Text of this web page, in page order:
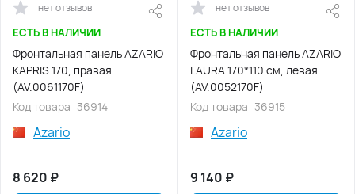
нет отзывов
ЕСТЬ В НАЛИЧИИ
Фронтальная панель AZARIO
KAPRIS 170, правая
(AV.0061170F)
Код товара 36914
Azario
8 620 ₽
нет отзывов
ЕСТЬ В НАЛИЧИИ
Фронтальная панель AZARIO
LAURA 170*110 см, левая
(AV.0052170F)
Код товара 36915
Azario
9 140 ₽